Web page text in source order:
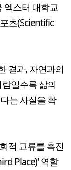
엑스터 대학교
츠(Scientific
결과, 자연과의
일수록 삶의
는 사실을 확
적 교류를 촉진
Place)' 역할